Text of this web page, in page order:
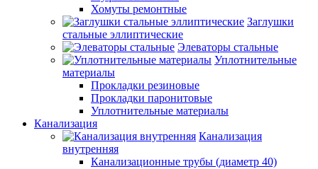
Хомуты ремонтные
Заглушки
стальные эллиптические
Элеваторы стальные
Уплотнительные
материалы
Прокладки резиновые
Прокладки паронитовые
Уплотнительные материалы
Канализация
Канализация
внутренняя
Канализационные трубы (диаметр 40)